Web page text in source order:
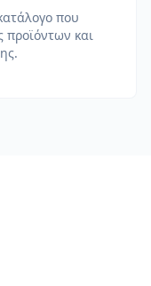
που
προϊόντων και